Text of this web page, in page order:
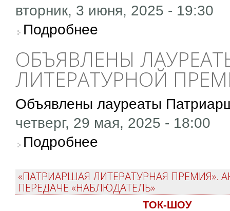
вторник, 3 июня, 2025 - 19:30
Подробнее
ОБЪЯВЛЕНЫ
ЛИТЕРАТУРНОЙ
Объявлены лауреаты
четверг, 29 мая, 2025 - 18:00
Подробнее
«ПАТРИАРШАЯ ЛИТЕРАТУРНАЯ ПРЕМИЯ».
ПЕРЕДАЧЕ «НАБЛЮДАТЕЛЬ»
ТОК-ШОУ